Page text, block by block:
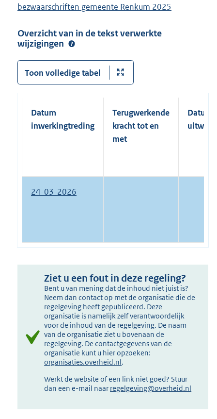
bezwaarschriften gemeente Renkum 2025
Overzicht van in de tekst verwerkte
wijzigingen
Toon volledige tabel
Datum
inwerkingtreding
Terugwerkende
kracht tot en
met
Datum
24-03-2026
Ziet u een fout in deze regeling?
Bent u van mening dat de inhoud niet juist is?
Neem dan contact op met de organisatie die de
regelgeving heeft gepubliceerd. Deze
organisatie is namelijk zelf verantwoordelijk
voor de inhoud van de regelgeving. De naam
van de organisatie ziet u bovenaan de
regelgeving. De contactgegevens van de
organisatie kunt u hier opzoeken:
organisaties.overheid.nl.
Werkt de website of een link niet goed? Stuur
dan een e-mail naar regelgeving@overheid.nl